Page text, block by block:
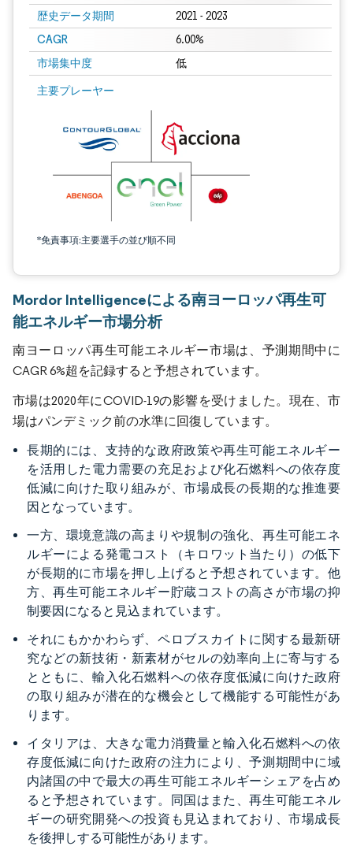
歴史データ期間 2021 - 2023
CAGR 6.00%
市場集中度 低
主要プレーヤー
*免責事項:主要選手の並び順不同
Mordor Intelligenceによる南ヨーロッパ再生可
能エネルギー市場分析
南ヨーロッパ再生可能エネルギー市場は、予測期間中に
CAGR 6%超を記録すると予想されています。
市場は2020年にCOVID-19の影響を受けました。現在、市
場はパンデミック前の水準に回復しています。
長期的には、支持的な政府政策や再生可能エネルギー
を活用した電力需要の充足および化石燃料への依存度
低減に向けた取り組みが、市場成長の長期的な推進要
因となっています。
一方、環境意識の高まりや規制の強化、再生可能エネ
ルギーによる発電コスト（キロワット当たり）の低下
が長期的に市場を押し上げると予想されています。他
方、再生可能エネルギー貯蔵コストの高さが市場の抑
制要因になると見込まれています。
それにもかかわらず、ペロブスカイトに関する最新研
究などの新技術・新素材がセルの効率向上に寄与する
とともに、輸入化石燃料への依存度低減に向けた政府
の取り組みが潜在的な機会として機能する可能性があ
ります。
イタリアは、大きな電力消費量と輸入化石燃料への依
存度低減に向けた政府の注力により、予測期間中に域
内諸国の中で最大の再生可能エネルギーシェアを占め
ると予想されています。同国はまた、再生可能エネル
ギーの研究開発への投資も見込まれており、市場成長
を後押しする可能性があります。